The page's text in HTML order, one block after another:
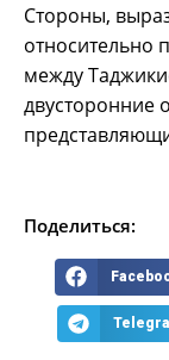
Стороны,
относительно
между
двусторонние
Поделиться: